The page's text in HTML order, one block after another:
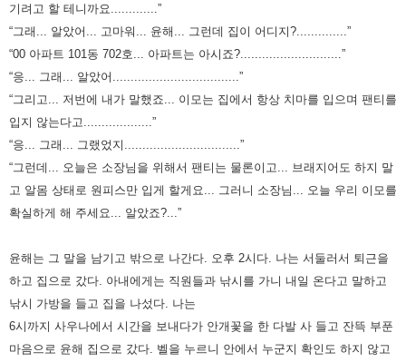
기려고 할 테니까요.............”
“그래... 알았어... 고마워... 윤해... 그런데 집이 어디지?..............”
“00 아파트 101동 702호... 아파트는 아시죠?............................”
“응... 그래... 알았어...................................”
“그리고... 저번에 내가 말했죠... 이모는 집에서 항상 치마를 입으며 팬티를
입지 않는다고...................”
“응... 그래... 그랬었지................................”
“그런데... 오늘은 소장님을 위해서 팬티는 물론이고... 브래지어도 하지 말
고 알몸 상태로 원피스만 입게 할게요...
그러니 소장님... 오늘 우리 이모를
확실하게 해 주세요... 알았죠?...”
윤해는 그 말을 남기고 밖으로 나간다. 오후 2시다. 나는 서둘러서 퇴근을
하고 집으로 갔다. 아내에게는 직원들과 낚시를 가니 내일 온다고 말하고
낚시 가방을 들고 집을 나섰다. 나는
6시까지 사우나에서 시간을 보내다가 안개꽃을 한 다발 사 들고 잔뜩 부푼
마음으로 윤해 집으로 갔다. 벨을 누르니 안에서 누군지 확인도 하지 않고